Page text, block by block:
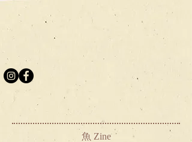
魚 Zine